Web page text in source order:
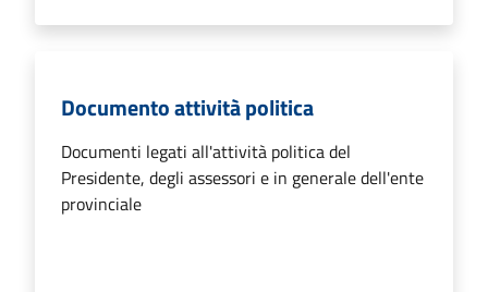
Documento attività politica
Documenti legati all'attività politica del
Presidente, degli assessori e in generale dell'ente
provinciale